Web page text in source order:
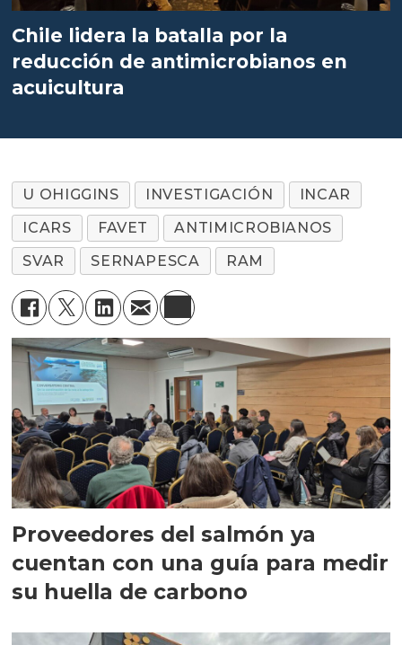
Chile lidera la batalla por la
reducción de antimicrobianos en
acuicultura
U OHIGGINS INVESTIGACIÓN
INCAR
ICARS
FAVET
ANTIMICROBIANOS
SVAR
SERNAPESCA RAM
Proveedores del salmón ya
cuentan con una guía para medir
su huella de carbono